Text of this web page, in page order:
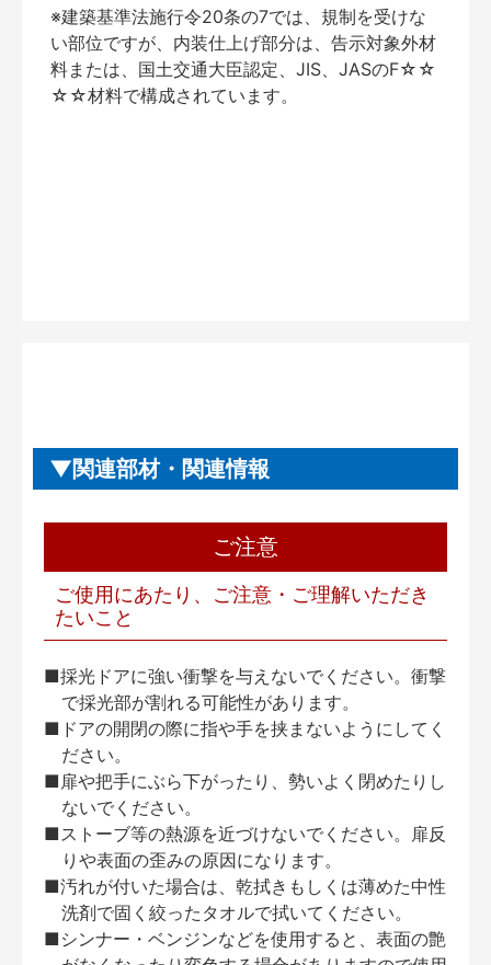
※建築基準法施行令20条の7では、規制を受けな
い部位ですが、内装仕上げ部分は、告示対象外材
料または、国土交通大臣認定、JIS、JASのF☆☆
☆☆材料で構成されています。
関連部材・関連情報
ご注意
ご使用にあたり、ご注意・ご理解いただき
たいこと
■採光ドアに強い衝撃を与えないでください。衝撃
で採光部が割れる可能性があります。
■ドアの開閉の際に指や手を挟まないようにしてく
ださい。
■扉や把手にぶら下がったり、勢いよく閉めたりし
ないでください。
■ストーブ等の熱源を近づけないでください。扉反
りや表面の歪みの原因になります。
■汚れが付いた場合は、乾拭きもしくは薄めた中性
洗剤で固く絞ったタオルで拭いてください。
■シンナー・ベンジンなどを使用すると、表面の艶